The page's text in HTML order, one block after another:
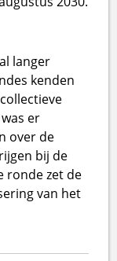
langer
kenden
er
over de
bij de
ronde zet de
van het